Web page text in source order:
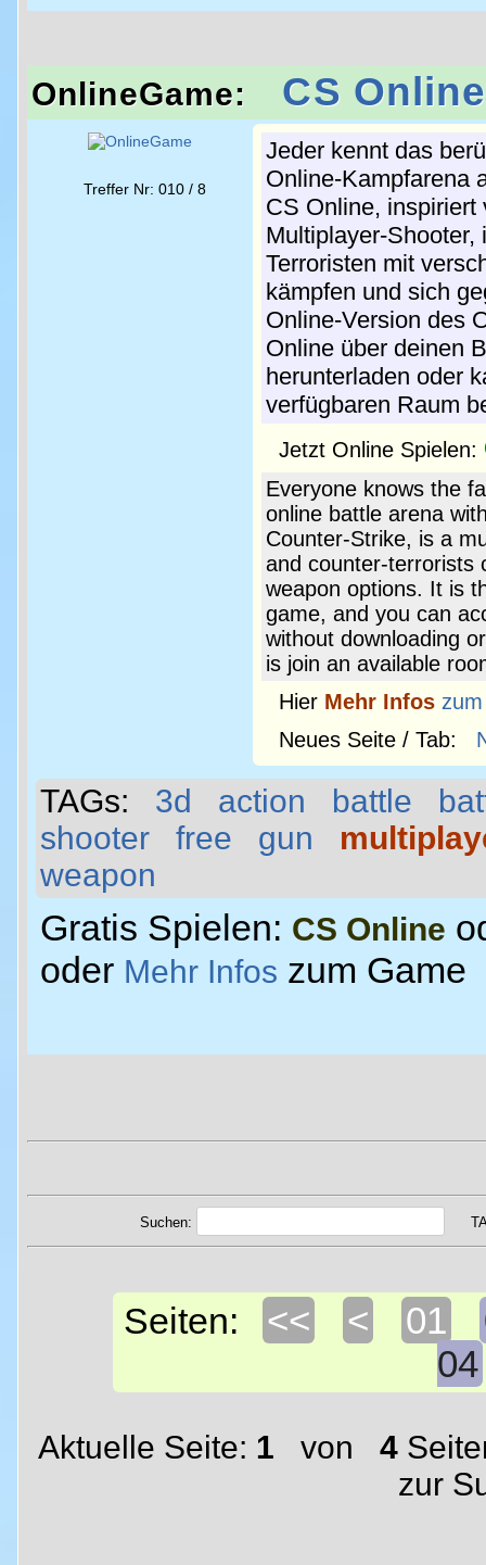
OnlineGame: CS Online
Treffer Nr: 010 / 8
Jeder kennt das
Online-Kampfarena
CS Online, inspiriert
Multiplayer-Shooter,
Terroristen mit
kämpfen und sich
Online-Version des
Online über deinen
herunterladen oder
verfügbaren Raum
Jetzt Online Spielen:
Everyone knows the
online battle arena
Counter-Strike, is a
and counter-terrorists
weapon options. It is
game, and you can
without downloading
is join an available
Hier Mehr Infos
Neues Seite / Tab:
TAGs: 3d action battle
shooter
free gun
weapon
Gratis Spielen: CS Online
oder Mehr Infos zum Game
Suchen:
Seiten: << < 01
04
Aktuelle Seite: 1 von 4
zur